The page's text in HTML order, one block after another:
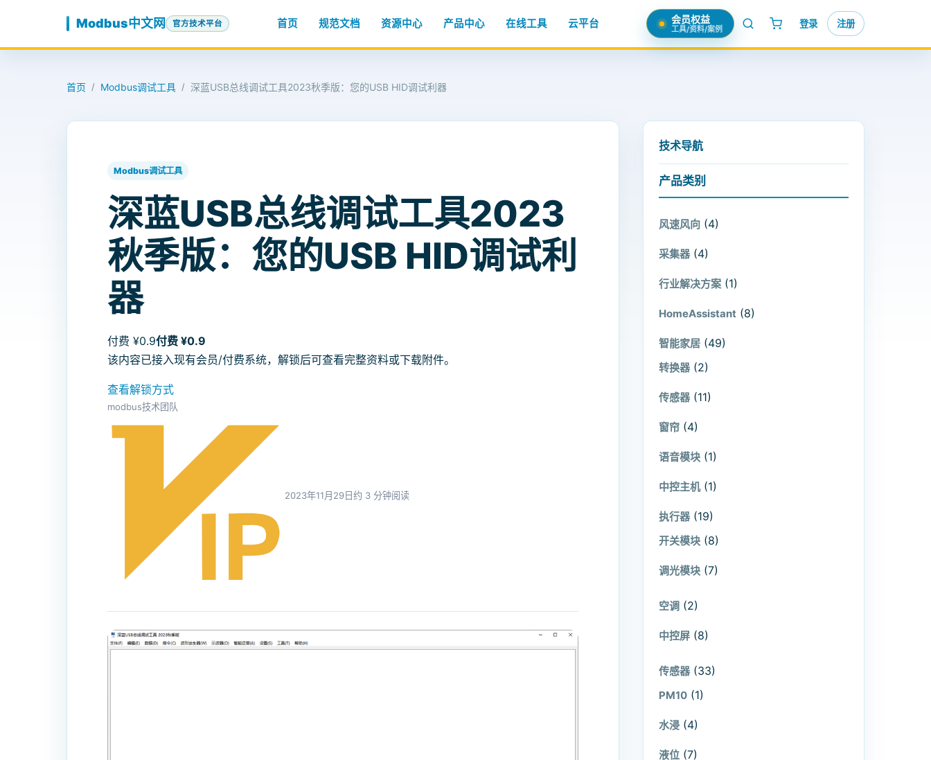
Modbus中文网 官方技术平台 首页 规范文档 资源中心 产品中心 在线工具 云平台 会员权益
工具/资料/案例 登录 注册
首页 / Modbus调试工具 / 深蓝USB总线调试工具2023秋季版：您的USB HID调试利器
Modbus调试工具
深蓝USB总线调试工具2023
秋季版：您的USB HID调试利
器
付费 ¥0.9付费 ¥0.9
该内容已接入现有会员/付费系统，解锁后可查看完整资料或下载附件。
查看解锁方式
modbus技术团队
2023年11月29日约 3 分钟阅读
技术导航
产品类别
风速风向 (4)
采集器 (4)
行业解决方案 (1)
HomeAssistant (8)
智能家居 (49)
转换器 (2)
传感器 (11)
窗帘 (4)
语音模块 (1)
中控主机 (1)
执行器 (19)
开关模块 (8)
调光模块 (7)
空调 (2)
中控屏 (8)
传感器 (33)
PM10 (1)
水浸 (4)
液位 (7)